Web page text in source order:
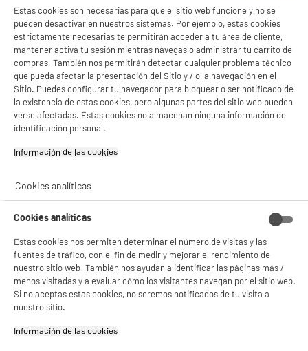
5€96
Comprados juntos habitualmente
Rechazar todas
BIENVENIDO a ELECTRO
DEPOT
Con el fin de mejorar tu experiencia, y tras tu consentimiento, ELECTRO DEPOT
y sus socios utilizan cookies que procesan tus datos personales para:
- compartir contenido adaptado a tus preferencias
- ofrecer publicidad y comunicaciones personalizadas
- facilitar el intercambio de contenido en las redes sociales
- analizar el tráfico en nuestro sitio web Consulta la política de cookies.
Consulta la política de cookies..
estadísticas anónimas basadas en tu navegación. Puedes oponerte a su uso
✔ ACEPTAR TODAS
Estas cookies son necesarias para que el sitio web funcione y no se
pueden desactivar en nuestros sistemas. Por ejemplo, estas cookies
estrictamente necesarias te permitirán acceder a tu área de cliente,
mantener activa tu sesión mientras navegas o administrar tu carrito de
compras. También nos permitirán detectar cualquier problema técnico
que pueda afectar la presentación del Sitio y / o la navegación en el
Sitio. Puedes configurar tu navegador para bloquear o ser notificado de
la existencia de estas cookies, pero algunas partes del sitio web pueden
verse afectadas. Estas cookies no almacenan ninguna información de
identificación personal.
Información de las cookies‎
Cookies analíticas
Cookies analíticas
Estas cookies nos permiten determinar el número de visitas y las
fuentes de tráfico, con el fin de medir y mejorar el rendimiento de
nuestro sitio web. También nos ayudan a identificar las páginas más /
menos visitadas y a evaluar cómo los visitantes navegan por el sitio web.
Si no aceptas estas cookies, no seremos notificados de tu visita a
nuestro sitio.
Información de las cookies‎